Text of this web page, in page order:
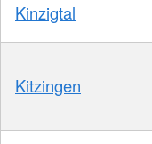
Kinzigtal
Kitzingen